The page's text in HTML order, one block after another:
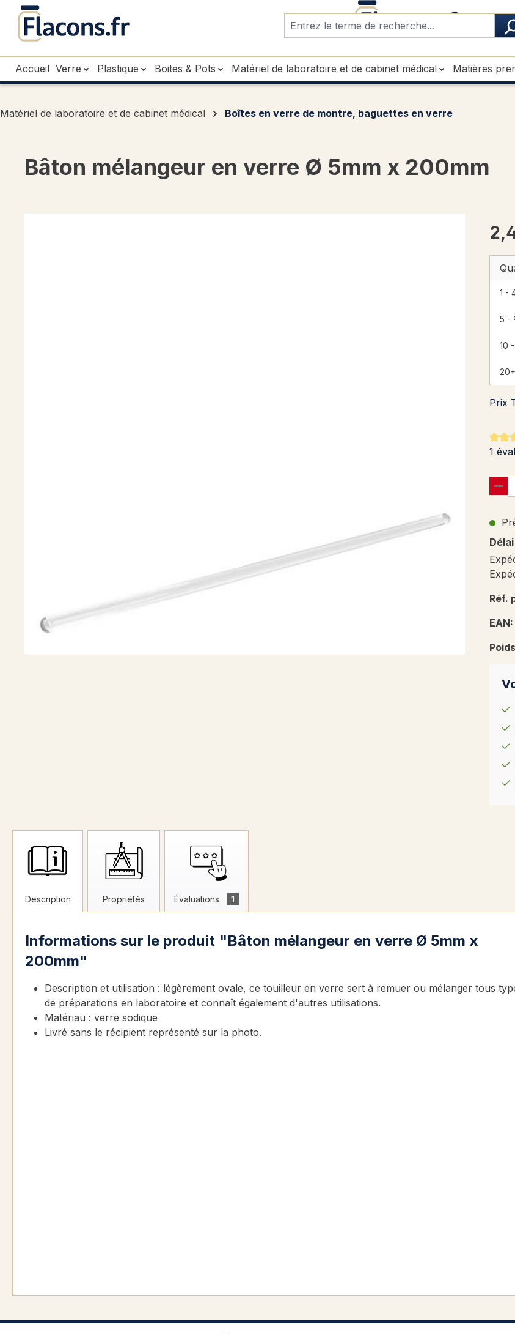
au contenu principal
Passer à la recherche
Passer à la navigation principale
Accueil Verre Plastique Boites & Pots Matériel de laboratoire et de cabinet médical Matières
Matériel de laboratoire et de cabinet médical Boîtes en verre de montre, baguettes en verre
Bâton mélangeur en verre Ø 5mm x 200mm
1 -
5 -
10 -
20+
Prix
Note
1
Réf.
EAN:
Description Propriétés Évaluations 1
Informations sur le produit "Bâton mélangeur en verre Ø 5mm x
200mm"
Description et utilisation : légèrement ovale, ce touilleur en verre sert à remuer ou mélanger tous
de préparations en laboratoire et connaît également d'autres utilisations.
Matériau : verre sodique
Livré sans le récipient représenté sur la photo.